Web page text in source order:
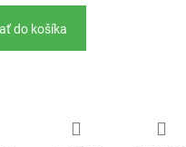
do košíka